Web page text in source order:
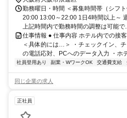
勤務曜日・時間 ＜募集時間帯（シフ
20:00 13:00～22:00 1日4時間以上～
上記時間内で勤務時間の調整は可能で...
仕事情報 ● 仕事内容 ホテル内での接
＜具体的には…＞ ・チェックイン、
の電話応対、PCへのデータ入力 ・ホ
社員登用あり 副業・WワークOK 交通費支給
同じ企業の求人
正社員